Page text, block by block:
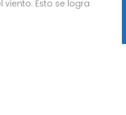
Esto se logra